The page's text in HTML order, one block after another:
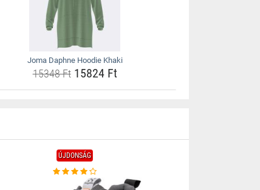
Joma Daphne Hoodie Khaki
15348 Ft15824 Ft
ÚJDONSÁG